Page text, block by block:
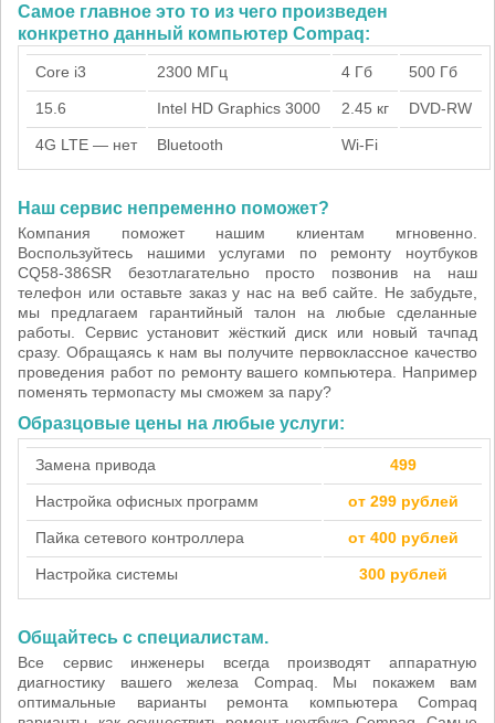
Самое главное это то из чего произведен
конкретно данный компьютер Compaq:
Core i3 2300 МГц 4 Гб 500 Гб
15.6 Intel HD Graphics 3000 2.45 кг DVD-RW
4G LTE — нет Bluetooth Wi-Fi
Наш сервис непременно поможет?
Компания поможет нашим клиентам мгновенно.
Воспользуйтесь нашими услугами по ремонту ноутбуков
CQ58-386SR безотлагательно просто позвонив на наш
телефон или оставьте заказ у нас на веб сайте. Не забудьте,
мы предлагаем гарантийный талон на любые сделанные
работы. Сервис установит жёсткий диск или новый тачпад
сразу. Обращаясь к нам вы получите первоклассное качество
проведения работ по ремонту вашего компьютера. Например
поменять термопасту мы сможем за пару?
Образцовые цены на любые услуги:
Замена привода 499
Настройка офисных программ от 299 рублей
Пайка сетевого контроллера от 400 рублей
Настройка системы 300 рублей
Общайтесь с специалистам.
Все сервис инженеры всегда производят аппаратную
диагностику вашего железа Compaq. Мы покажем вам
оптимальные варианты ремонта компьютера Compaq